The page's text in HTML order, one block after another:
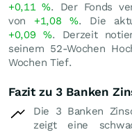
+0,11%. Der Fonds
von +1,08%. Die
+0,09 %. Derzeit
seinem 52-Wochen
Wochen Tief.
Fazit zu 3 Banken
Die 3 Banken
zeigt eine